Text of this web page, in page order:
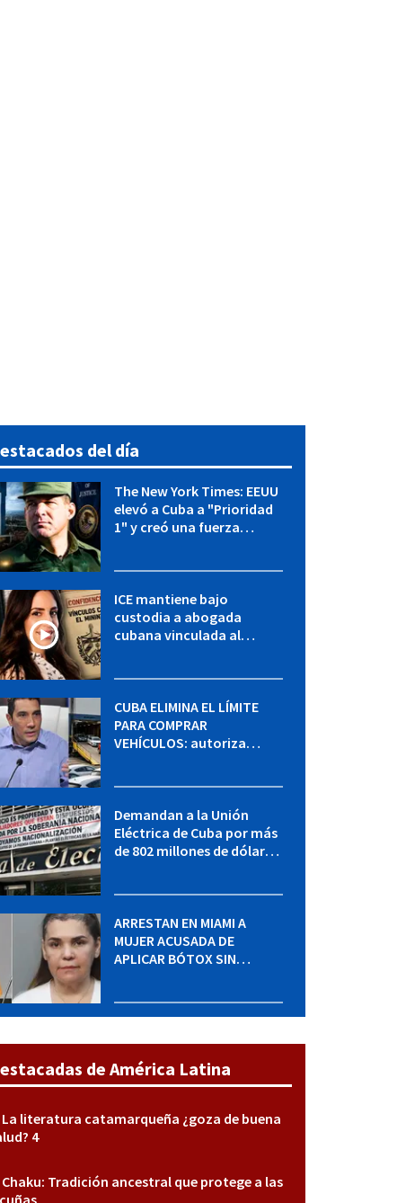
del día
The New York Times: EEUU
elevó a Cuba a "Prioridad
1" y creó una fuerza
ICE mantiene bajo
custodia a abogada
cubana vinculada al
CUBA ELIMINA EL LÍMITE
PARA COMPRAR
VEHÍCULOS: autoriza
Demandan a la Unión
Eléctrica de Cuba por más
de 802 millones de dólares
ARRESTAN EN MIAMI A
MUJER ACUSADA DE
APLICAR BÓTOX SIN
caso
de América Latina
La literatura catamarqueña ¿goza de buena
4
Chaku: Tradición ancestral que protege a las